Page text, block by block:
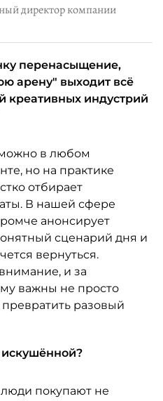
директор компании
перенасыщение,
арену" выходит всё
креативных индустрий
в любом
но на практике
отбирает
В нашей сфере
анонсирует
сценарий дня и
вернуться.
и за
важны не просто
разовый
искушённой?
покупают не